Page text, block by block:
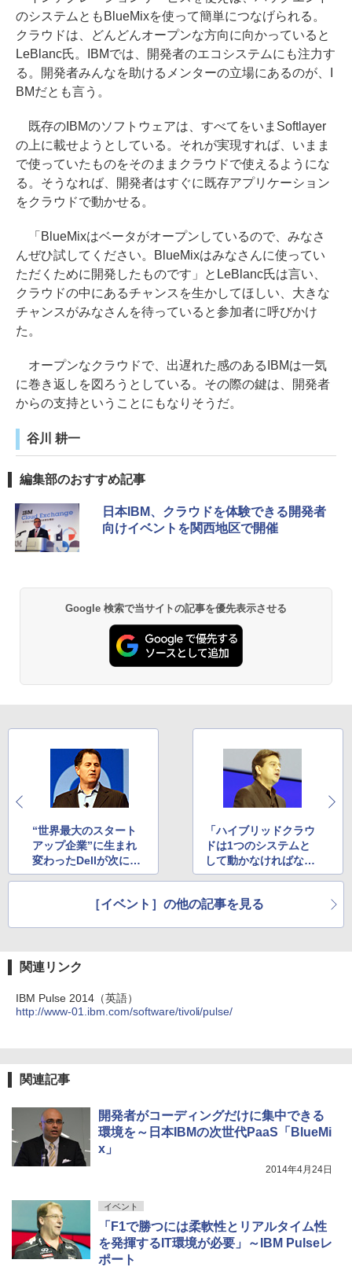
のシステムともBlueMixを使って簡単につなげられる。
クラウドは、どんどんオープンな方向に向かっていると
LeBlanc氏。IBMでは、開発者のエコシステムにも注力す
る。開発者みんなを助けるメンターの立場にあるのが、I
BMだとも言う。
既存のIBMのソフトウェアは、すべてをいまSoftlayer
の上に載せようとしている。それが実現すれば、いまま
で使っていたものをそのままクラウドで使えるようにな
る。そうなれば、開発者はすぐに既存アプリケーション
をクラウドで動かせる。
「BlueMixはベータがオープンしているので、みなさ
んぜひ試してください。BlueMixはみなさんに使ってい
ただくために開発したものです」とLeBlanc氏は言い、
クラウドの中にあるチャンスを生かしてほしい、大きな
チャンスがみなさんを待っていると参加者に呼びかけ
た。
オープンなクラウドで、出遅れた感のあるIBMは一気
に巻き返しを図ろうとしている。その際の鍵は、開発者
からの支持ということにもなりそうだ。
谷川 耕一
編集部のおすすめ記事
日本IBM、クラウドを体験できる開発者
向けイベントを関西地区で開催
Google 検索で当サイトの記事を優先表示させる
“世界最大のスタート
アップ企業”に生まれ
変わったDellが次に目
指すゴール
「ハイブリッドクラウ
ドは1つのシステムと
して動かなければなら
ない」～IBM Pulseレ
［イベント］の他の記事を見る
関連リンク
IBM Pulse 2014（英語）
http://www-01.ibm.com/software/tivoli/pulse/
関連記事
開発者がコーディングだけに集中できる
環境を～日本IBMの次世代PaaS「BlueMi
x」
2014年4月24日
イベント
「F1で勝つには柔軟性とリアルタイム性
を発揮するIT環境が必要」～IBM Pulseレ
ポート